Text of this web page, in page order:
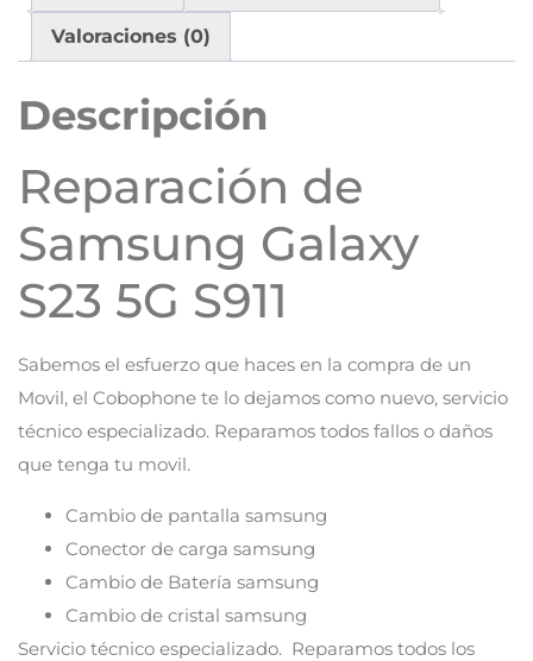
Valoraciones (0)
Descripción
Reparación de
Samsung Galaxy
S23 5G S911
Sabemos el esfuerzo que haces en la compra de un
Movil, el Cobophone te lo dejamos como nuevo, servicio
técnico especializado. Reparamos todos fallos o daños
que tenga tu movil.
Cambio de pantalla samsung
Conector de carga samsung
Cambio de Batería samsung
Cambio de cristal samsung
Servicio técnico especializado. Reparamos todos los